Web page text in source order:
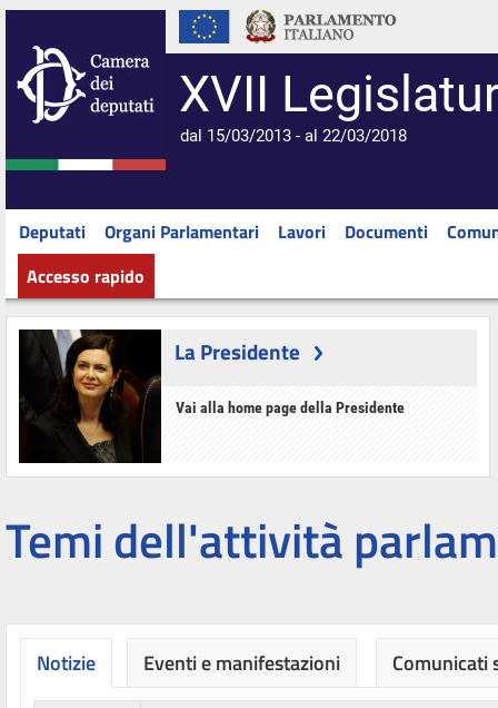
XVII
dal 15/03/2013 - al 22/03/2018
Deputati Organi Parlamentari Lavori Documenti
Accesso rapido
La Presidente
Vai alla home page della Presidente
Temi dell'attività
Notizie Eventi e manifestazioni Comunicati